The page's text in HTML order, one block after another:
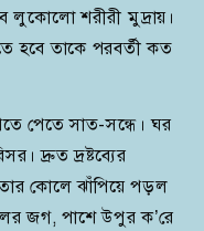
লুকোলো শরীরী মুদ্রায়।
হবে তাকে পরবর্তী কত
পেতে সাত-সন্ধে। ঘর
দ্রুত দ্রষ্টব্যের
কোলে ঝাঁপিয়ে পড়ল
জগ, পাশে উপুর ক’রে